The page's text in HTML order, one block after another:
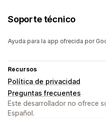
Soporte técnico
Ayuda para la app ofrecida por
Recursos
Política de privacidad
Preguntas frecuentes
Este desarrollador no ofrece
Español.